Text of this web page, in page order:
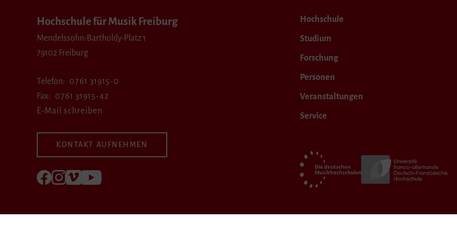
Hochschule für Musik Freiburg
Mendelssohn-Bartholdy-Platz 1
79102 Freiburg
Telefon
0761 31915-0
Fax
0761 31915-42
E-Mail schreiben
KONTAKT AUFNEHMEN
Folgen Sie uns auf Facebook
Folgen Sie uns auf Instagram
Besuchen Sie uns bei Vimeo
Hochschule
Studium
Forschung
Personen
Veranstaltungen
Service